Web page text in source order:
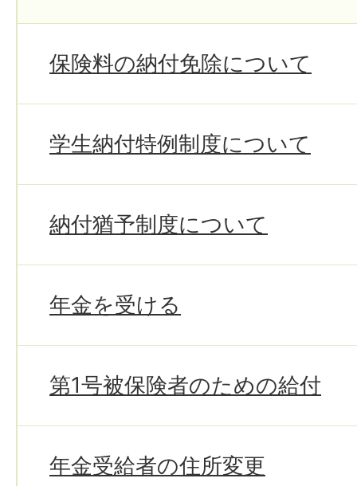
保険料の納付免除について
学生納付特例制度について
納付猶予制度について
年金を受ける
第1号被保険者のための給付
年金受給者の住所変更